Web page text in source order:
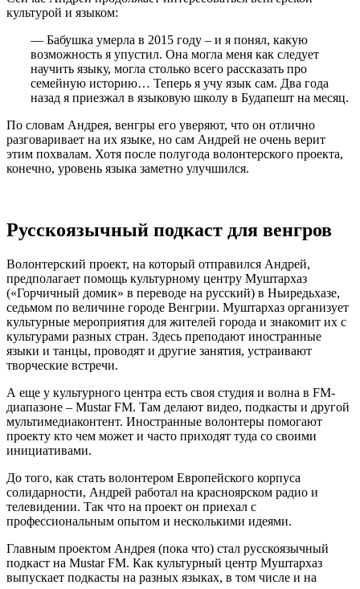
культурой и языком:
— Бабушка умерла в 2015 году – и я понял, какую
возможность я упустил. Она могла меня как следует
научить языку, могла столько всего рассказать про
семейную историю… Теперь я учу язык сам. Два года
назад я приезжал в языковую школу в Будапешт на месяц.
По словам Андрея, венгры его уверяют, что он отлично
разговаривает на их языке, но сам Андрей не очень верит
этим похвалам. Хотя после полугода волонтерского проекта,
конечно, уровень языка заметно улучшился.
Русскоязычный подкаст для венгров
Волонтерский проект, на который отправился Андрей,
предполагает помощь культурному центру Муштархаз
(«Горчичный домик» в переводе на русский) в Ньиредьхазе,
седьмом по величине городе Венгрии. Муштархаз организует
культурные мероприятия для жителей города и знакомит их с
культурами разных стран. Здесь преподают иностранные
языки и танцы, проводят и другие занятия, устраивают
творческие встречи.
А еще у культурного центра есть своя студия и волна в FM-
диапазоне – Mustar FM. Там делают видео, подкасты и другой
мультимедиаконтент. Иностранные волонтеры помогают
проекту кто чем может и часто приходят туда со своими
инициативами.
До того, как стать волонтером Европейского корпуса
солидарности, Андрей работал на красноярском радио и
телевидении. Так что на проект он приехал с
профессиональным опытом и несколькими идеями.
Главным проектом Андрея (пока что) стал русскоязычный
подкаст на Mustar FM. Как культурный центр Муштархаз
выпускает подкасты на разных языках, в том числе и на